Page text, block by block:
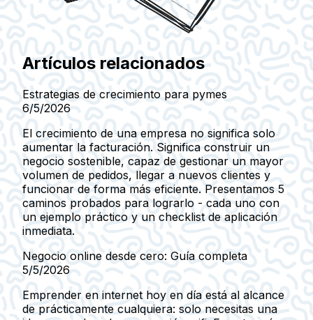
Artículos relacionados
Estrategias de crecimiento para pymes
6/5/2026
El crecimiento de una empresa no significa solo
aumentar la facturación. Significa construir un
negocio sostenible, capaz de gestionar un mayor
volumen de pedidos, llegar a nuevos clientes y
funcionar de forma más eficiente. Presentamos 5
caminos probados para lograrlo - cada uno con
un ejemplo práctico y un checklist de aplicación
inmediata.
Negocio online desde cero: Guía completa
5/5/2026
Emprender en internet hoy en día está al alcance
de prácticamente cualquiera: solo necesitas una